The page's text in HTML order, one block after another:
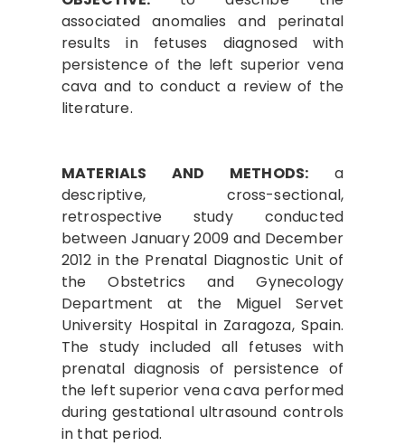
associated anomalies and perinatal
results in fetuses diagnosed with
persistence of the left superior vena
cava and to conduct a review of the
literature.
MATERIALS AND METHODS: a
descriptive, cross-sectional,
retrospective study conducted
between January 2009 and December
2012 in the Prenatal Diagnostic Unit of
the Obstetrics and Gynecology
Department at the Miguel Servet
University Hospital in Zaragoza, Spain.
The study included all fetuses with
prenatal diagnosis of persistence of
the left superior vena cava performed
during gestational ultrasound controls
in that period.